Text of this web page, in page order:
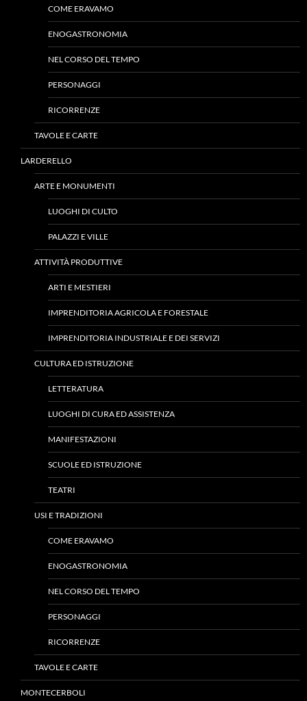
COME ERAVAMO
ENOGASTRONOMIA
NEL CORSO DEL TEMPO
PERSONAGGI
RICORRENZE
TAVOLE E CARTE
LARDERELLO
ARTE E MONUMENTI
LUOGHI DI CULTO
PALAZZI E VILLE
ATTIVITÀ PRODUTTIVE
ARTI E MESTIERI
IMPRENDITORIA AGRICOLA E FORESTALE
IMPRENDITORIA INDUSTRIALE E DEI SERVIZI
CULTURA ED ISTRUZIONE
LETTERATURA
LUOGHI DI CURA ED ASSISTENZA
MANIFESTAZIONI
SCUOLE ED ISTRUZIONE
TEATRI
USI E TRADIZIONI
COME ERAVAMO
ENOGASTRONOMIA
NEL CORSO DEL TEMPO
PERSONAGGI
RICORRENZE
TAVOLE E CARTE
MONTECERBOLI